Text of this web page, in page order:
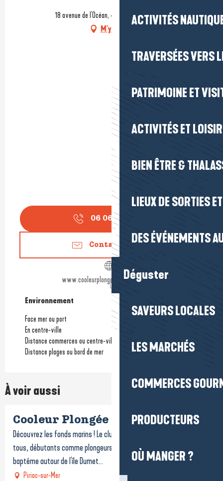
ACTIVITÉS
TRAVERSÉES VERS
PATRIMOINE ET
ACTIVITÉS ET
BIEN ÊTRE &
LIEUX DE SORTIES
DES ÉVÉNEMENTS
Déguster
SAVEURS LOCALES
LES MARCHÉS
COMMERCES
PRODUCTEURS
OÙ MANGER ?
18 avenue de l'Océan, 44420 Piriac-sur-Mer
M'y rendre
06 06 70 46
Contactez-nous
www.cooleurplongee-bateauecole.com
Environnement
Environnement
Face mer ou port
En centre-ville
Distance commerces ou centre-ville
Distance plages ou bord de mer
À voir aussi
Cooleur Plongée
Découvrez les fonds marins ! Le club propose des activités pour
tous, débutants comme plongeurs confirmés : - plongée (dès 8 ans),
baptême autour de l'île Dumet...
Piriac-sur-Mer